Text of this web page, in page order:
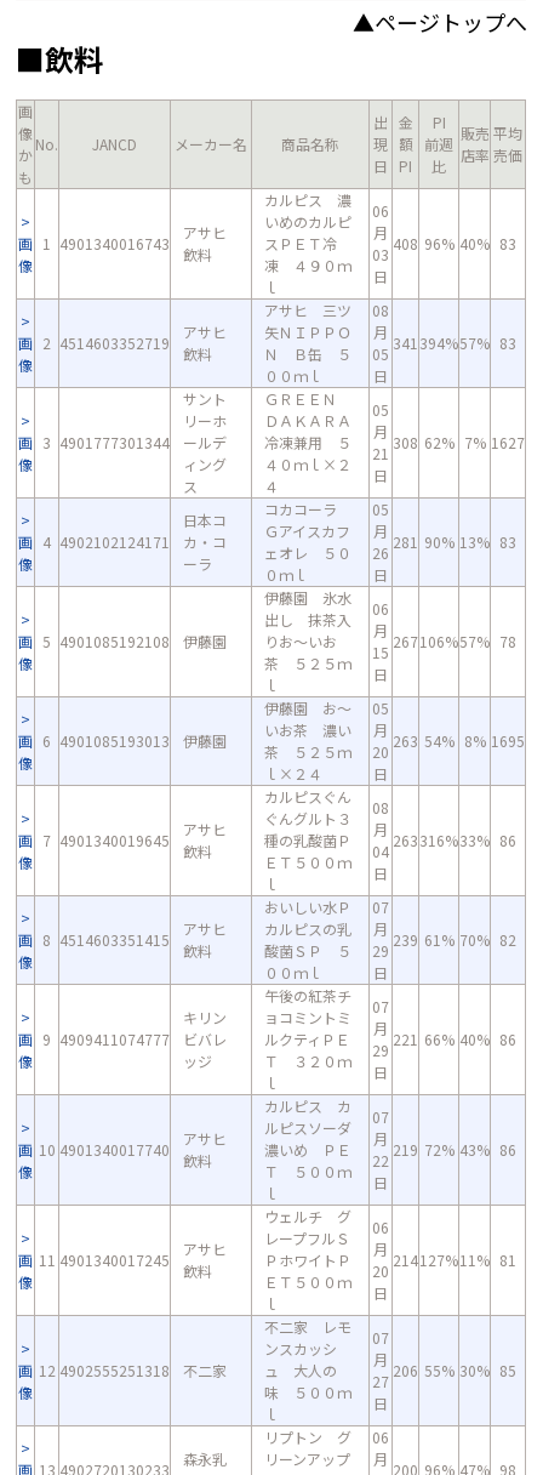
▲ページトップへ
■飲料
画
像
か
も
No. JANCD メーカー名 商品名称
出
現
日
金
額
PI
PI
前週
比
販売
店率
平均
売価
画
像
1 4901340016743
アサヒ
飲料
カルピス 濃
いめのカルピ
スＰＥＴ冷
凍 ４９０ｍ
ｌ
06
月
03
日
408 96% 40% 83
画
像
2 4514603352719
アサヒ
飲料
アサヒ 三ツ
矢ＮＩＰＰＯ
Ｎ Ｂ缶 ５
００ｍｌ
08
月
05
日
341 394%57% 83
画
像
3 4901777301344
サント
リーホ
ールデ
ィング
ス
ＧＲＥＥＮ
ＤＡＫＡＲＡ
冷凍兼用 ５
４０ｍｌ×２
４
05
月
21
日
308 62% 7% 1627
画
像
4 4902102124171
日本コ
カ・コ
ーラ
コカコーラ
Ｇアイスカフ
ェオレ ５０
０ｍｌ
05
月
26
日
281 90% 13% 83
画
像
5 4901085192108 伊藤園
伊藤園 氷水
出し 抹茶入
りお～いお
茶 ５２５ｍ
ｌ
06
月
15
日
267106%57% 78
画
像
6 4901085193013 伊藤園
伊藤園 お～
いお茶 濃い
茶 ５２５ｍ
ｌ×２４
05
月
20
日
263 54% 8% 1695
画
像
7 4901340019645
アサヒ
飲料
カルピスぐん
ぐんグルト３
種の乳酸菌Ｐ
ＥＴ５００ｍ
ｌ
08
月
04
日
263316%33% 86
画
像
8 4514603351415
アサヒ
飲料
おいしい水Ｐ
カルピスの乳
酸菌ＳＰ ５
００ｍｌ
07
月
29
日
239 61% 70% 82
画
像
9 4909411074777
キリン
ビバレ
ッジ
午後の紅茶チ
ョコミントミ
ルクティＰＥ
Ｔ ３２０ｍ
ｌ
07
月
29
日
221 66% 40% 86
画
像
10 4901340017740
アサヒ
飲料
カルピス カ
ルピスソーダ
濃いめ ＰＥ
Ｔ ５００ｍ
ｌ
07
月
22
日
219 72% 43% 86
画
像
11 4901340017245
アサヒ
飲料
ウェルチ グ
レープフルＳ
ＰホワイトＰ
ＥＴ５００ｍ
ｌ
06
月
20
日
214127%11% 81
画
像
12 4902555251318 不二家
不二家 レモ
ンスカッシ
ュ 大人の
味 ５００ｍ
ｌ
07
月
27
日
206 55% 30% 85
画 13 4902720130233
森永乳
リプトン グ
リーンアップ
06
月
200 96% 47% 98